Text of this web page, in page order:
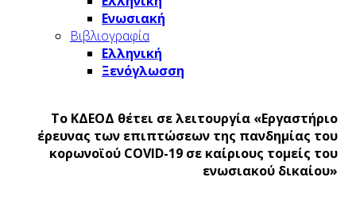
Ενωσιακή
Βιβλιογραφία
Ελληνική
Ξενόγλωσση
Το ΚΔΕΟΔ θέτει σε λειτουργία «Εργαστήριο
έρευνας των επιπτώσεων της πανδημίας του
κορωνοϊού COVID-19 σε καίριους τομείς του
ενωσιακού δικαίου»